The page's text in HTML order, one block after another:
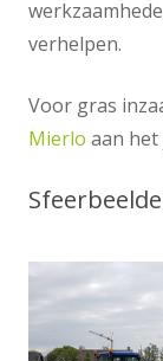
verhelpen.
Voor gras
Mierlo aan het